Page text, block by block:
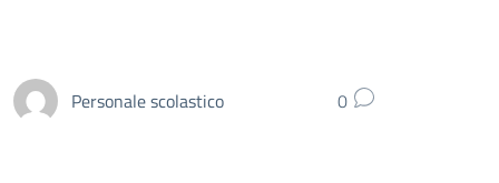
Personale scolastico 0